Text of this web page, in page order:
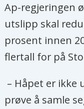
Ap-regjeringen
utslipp skal
prosent innen
flertall for på
– Håpet er ikke
prøve å samle